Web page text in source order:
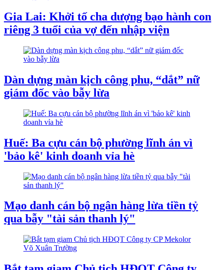
Gia Lai: Khởi tố cha dượng bạo hành con
riêng 3 tuổi của vợ đến nhập viện
Dàn dựng màn kịch công phu, “dắt” nữ
giám đốc vào bẫy lừa
Huế: Ba cựu cán bộ phường lĩnh án vì
'bảo kê' kinh doanh vỉa hè
Mạo danh cán bộ ngân hàng lừa tiền tỷ
qua bẫy "tài sản thanh lý"